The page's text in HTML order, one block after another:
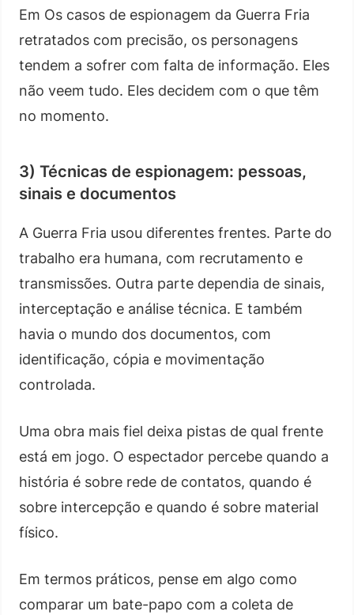
Em Os casos de espionagem da Guerra Fria
retratados com precisão, os personagens
tendem a sofrer com falta de informação. Eles
não veem tudo. Eles decidem com o que têm
no momento.
3) Técnicas de espionagem: pessoas,
sinais e documentos
A Guerra Fria usou diferentes frentes. Parte do
trabalho era humana, com recrutamento e
transmissões. Outra parte dependia de sinais,
interceptação e análise técnica. E também
havia o mundo dos documentos, com
identificação, cópia e movimentação
controlada.
Uma obra mais fiel deixa pistas de qual frente
está em jogo. O espectador percebe quando a
história é sobre rede de contatos, quando é
sobre intercepção e quando é sobre material
físico.
Em termos práticos, pense em algo como
comparar um bate-papo com a coleta de